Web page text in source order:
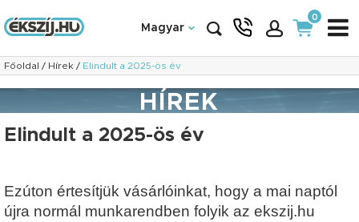
Magyar
0
Főoldal / Hírek / Elindult a 2025-ös év
HÍREK
Elindult a 2025-ös év
Ezúton értesítjük vásárlóinkat, hogy a mai naptól
újra normál munkarendben folyik az ekszij.hu